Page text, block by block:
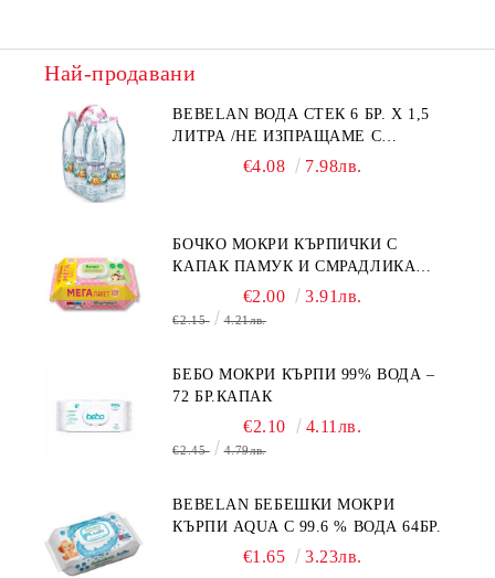
Най-продавани
BEBELAN ВОДА СТЕК 6 БР. Х 1,5
ЛИТРА /НЕ ИЗПРАЩАМЕ С
€4.08 7.98лв.
БОЧКО МОКРИ КЪРПИЧКИ С
КАПАК ПАМУК И СМРАДЛИКА
€2.00 3.91лв.
€2.15 4.21лв.
БЕБО МОКРИ КЪРПИ 99% ВОДА –
72 БР.КАПАК
€2.10 4.11лв.
€2.45 4.79лв.
BEBELAN БЕБЕШКИ МОКРИ
КЪРПИ AQUA С 99.6 % ВОДА 64БР.
€1.65 3.23лв.